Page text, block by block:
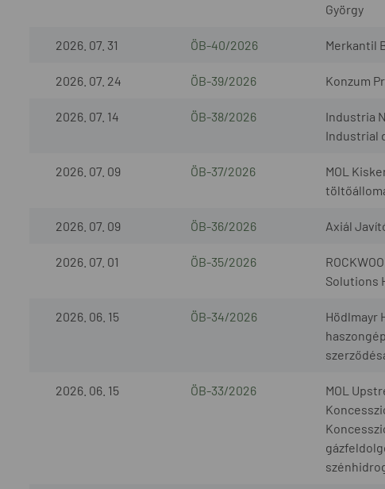
György
2026. 07. 31 ÖB-40/2026 Merkantil
2026. 07. 24 ÖB-39/2026 Konzum
2026. 07. 14 ÖB-38/2026
Industria
Industrial
2026. 07. 09 ÖB-37/2026
MOL
2026. 07. 09 ÖB-36/2026 Axiál
2026. 07. 01 ÖB-35/2026
Solutions
2026. 06. 15 ÖB-34/2026
Hödlmayr
2026. 06. 15 ÖB-33/2026
MOL